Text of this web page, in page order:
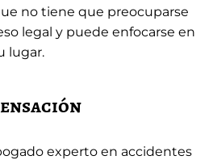
no tiene que preocuparse
legal y puede enfocarse en
lugar.
experto en accidentes